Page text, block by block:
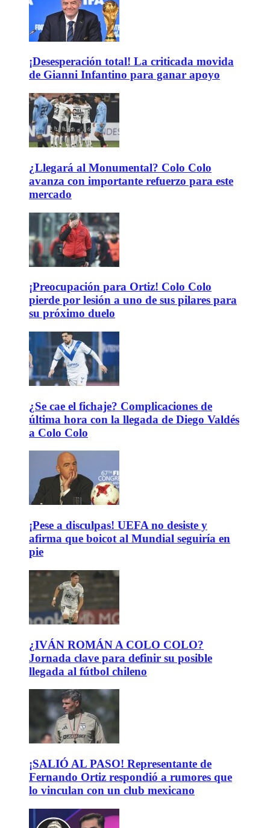
¡Desesperación total! La criticada movida
de Gianni Infantino para ganar apoyo
¿Llegará al Monumental? Colo Colo
avanza con importante refuerzo para este
mercado
¡Preocupación para Ortiz! Colo Colo
pierde por lesión a uno de sus pilares para
su próximo duelo
¿Se cae el fichaje? Complicaciones de
última hora con la llegada de Diego Valdés
a Colo Colo
¡Pese a disculpas! UEFA no desiste y
afirma que boicot al Mundial seguiría en
pie
¿IVÁN ROMÁN A COLO COLO?
Jornada clave para definir su posible
llegada al fútbol chileno
¡SALIÓ AL PASO! Representante de
Fernando Ortiz respondió a rumores que
lo vinculan con un club mexicano